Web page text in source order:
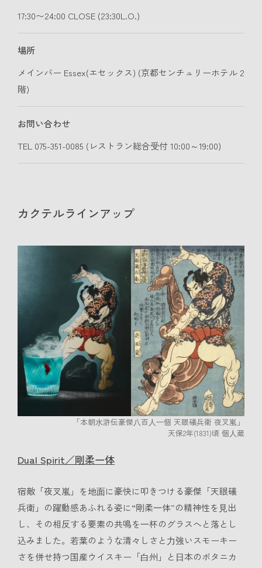
17:30〜24:00 CLOSE (23:30L.O.)
場所
メインバー Essex(エセックス) (京都センチュリーホテル 2
階)
お問い合わせ
TEL 075-351-0085 (レストラン総合受付 10:00～19:00)
カクテルラインアップ
「本朝⽔滸伝豪傑⼋百⼈⼀個 天眼礒兵衛 夜叉嵐」
天保2年(1831)頃 個⼈蔵
Dual Spirit／剛柔一体
宿敵「夜叉嵐」を地⾯に豪快に叩きつける豪傑「天眼礒
兵衛」の躍動感あふれる姿に“剛柔⼀体”の精神性を⾒出
し、その相反する要素の共鳴を⼀杯のグラスへと落とし
込みました。若葉のような清々しさと⼒強いスモーキー
さを併せ持つ国産ウイスキー「⽩州」と⽇本のボタニカ